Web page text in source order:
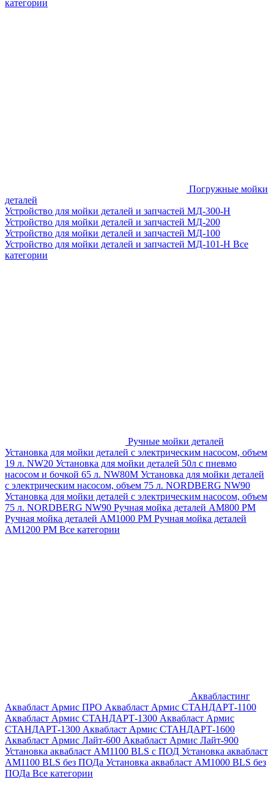
категории
Погружные мойки
деталей
Устройство для мойки деталей и запчастей МД-300-H
Устройство для мойки деталей и запчастей МД-200
Устройство для мойки деталей и запчастей МД-100
Устройство для мойки деталей и запчастей МД-101-Н Все
категории
Ручные мойки деталей
Установка для мойки деталей с электрическим насосом, объем
19 л. NW20 Установка для мойки деталей 50л с пневмо
насосом и бочкой 65 л. NW80M Установка для мойки деталей
с электрическим насосом, объем 75 л. NORDBERG NW90
Установка для мойки деталей с электрическим насосом, объем
75 л. NORDBERG NW90 Ручная мойка деталей АМ800 РМ
Ручная мойка деталей АМ1000 РМ Ручная мойка деталей
АМ1200 РМ Все категории
Аквабластинг
Аквабласт Армис ПРО Аквабласт Армис СТАНДАРТ-1100
Аквабласт Армис СТАНДАРТ-1300 Аквабласт Армис
СТАНДАРТ-1300 Аквабласт Армис СТАНДАРТ-1600
Аквабласт Армис Лайт-600 Аквабласт Армис Лайт-900
Установка аквабласт AM1100 BLS с ПОД Установка аквабласт
AM1100 BLS без ПОДа Установка аквабласт AM1000 BLS без
ПОДа Все категории